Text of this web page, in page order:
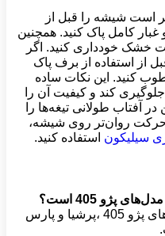
است شیشه را قبل از
کامل پاک کنید. همچنین
خشک خودداری کنید. اگر
استفاده از برف پاک
کنید. این نکات ساده
کند و کیفیت آن را
آفتاب طولانی تیغه‌ها را
و حرکت روان‌تر روی شیشه،
سیلیکون استفاده کنید.
پژو 405 است؟
بله، این تیغه برای اکثر مدل‌های پژو 405 ،پرشیا و پارس